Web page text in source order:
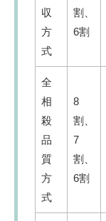
収
方
式
割、
6割
全
相
殺
品
質
方
式
8
割、
7
割、
6割